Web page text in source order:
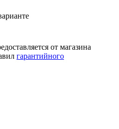
от магазина
гарантийного